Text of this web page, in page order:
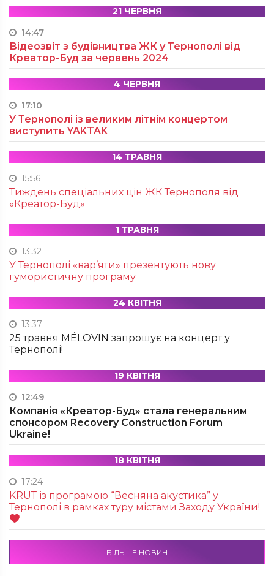
21 ЧЕРВНЯ
14:47
Відеозвіт з будівництва ЖК у Тернополі від
Креатор-Буд за червень 2024
4 ЧЕРВНЯ
17:10
У Тернополі із великим літнім концертом
виступить YAKTAK
14 ТРАВНЯ
15:56
Тиждень спеціальних цін ЖК Тернополя від
«Креатор-Буд»
1 ТРАВНЯ
13:32
У Тернополі «вар’яти» презентують нову
гумористичну програму
24 КВІТНЯ
13:37
25 травня MÉLOVIN запрошує на концерт у
Тернополі!
19 КВІТНЯ
12:49
Компанія «Креатор-Буд» стала генеральним
спонсором Recovery Construction Forum
Ukraine!
18 КВІТНЯ
17:24
KRUТ із програмою “Весняна акустика” у
Тернополі в рамках туру містами Заходу України!
БІЛЬШЕ НОВИН